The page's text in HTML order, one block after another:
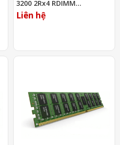
3200 2Rx4 RDIMM
(M393A4K40DB3-CWE)
Liên hệ